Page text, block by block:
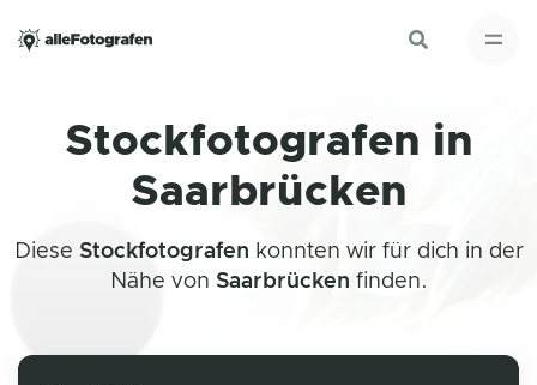
Stockfotografen in
Saarbrücken
Diese Stockfotografen konnten wir für dich in der
Nähe von Saarbrücken finden.